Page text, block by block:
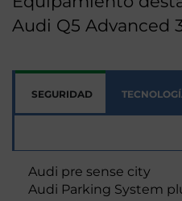
Audi Q5 Advanced
SEGURIDAD
Audi pre sense city
Audi Parking System